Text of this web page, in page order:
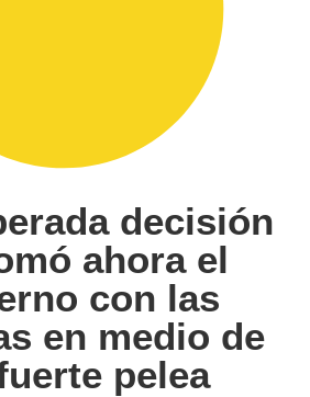
decisión
ahora el
con las
en medio de
pelea